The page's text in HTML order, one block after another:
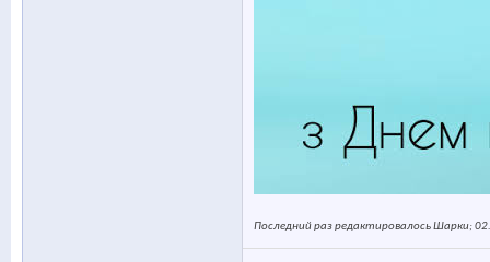
Последний раз редактировалось Шарки;